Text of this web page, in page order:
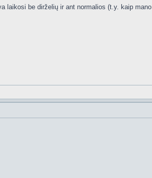
laikosi be dirželių ir ant normalios (t.y. kaip mano